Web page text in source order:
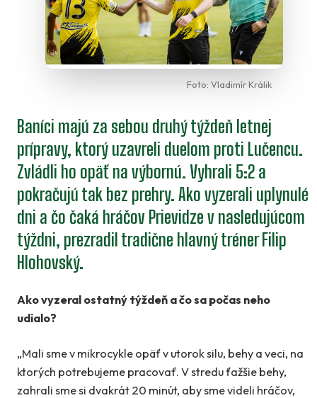
Foto: Vladimír Králik
Baníci majú za sebou druhý týždeň letnej
prípravy, ktorý uzavreli duelom proti Lučencu.
Zvládli ho opäť na výbornú. Vyhrali 5:2 a
pokračujú tak bez prehry. Ako vyzerali uplynulé
dni a čo čaká hráčov Prievidze v nasledujúcom
týždni, prezradil tradične hlavný tréner Filip
Hlohovský.
Ako vyzeral ostatný týždeň a čo sa počas neho
udialo?
„Mali sme v mikrocykle opäť v utorok silu, behy a veci, na
ktorých potrebujeme pracovať. V stredu ťažšie behy,
zahrali sme si dvakrát 20 minút, aby sme videli hráčov,